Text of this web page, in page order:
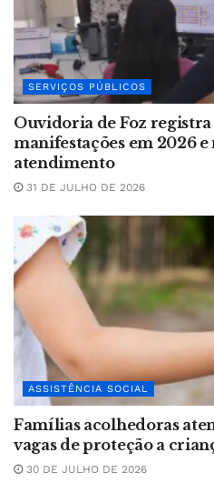
SERVIÇOS PÚBLICOS
Ouvidoria de Foz
manifestações em 2026
atendimento
31 DE JULHO DE 2026
ASSISTÊNCIA SOCIAL
Famílias acolhedoras
vagas de proteção a
30 DE JULHO DE 2026